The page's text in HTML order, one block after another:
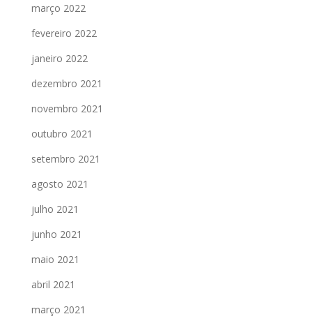
março 2022
fevereiro 2022
janeiro 2022
dezembro 2021
novembro 2021
outubro 2021
setembro 2021
agosto 2021
julho 2021
junho 2021
maio 2021
abril 2021
março 2021